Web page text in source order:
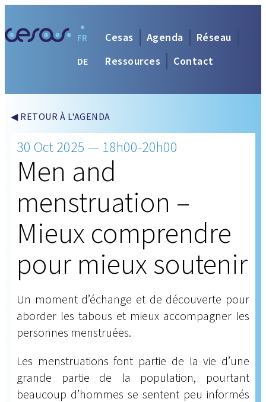
Cesas Agenda
Réseau
Ressources
Contact
FR
DE
◀ RETOUR À L'AGENDA
30 Oct 2025 — 18h00-20h00
Men and
menstruation –
Mieux comprendre
pour mieux soutenir
Un moment d’échange et de découverte pour
aborder les tabous et mieux accompagner les
personnes menstruées.
Les menstruations font partie de la vie d’une
grande partie de la population, pourtant
beaucoup d’hommes se sentent peu informés